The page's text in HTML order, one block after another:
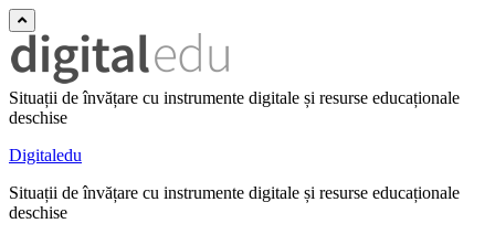
Situații de învățare cu instrumente digitale și resurse educaționale
deschise
Digitaledu
Situații de învățare cu instrumente digitale și resurse educaționale
deschise